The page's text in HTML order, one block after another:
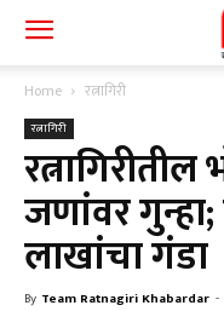
Home रत्नागिरी
रत्नागिरी
जणांवर
लाखांचा गंडा
By Team Ratnagiri Khabardar -